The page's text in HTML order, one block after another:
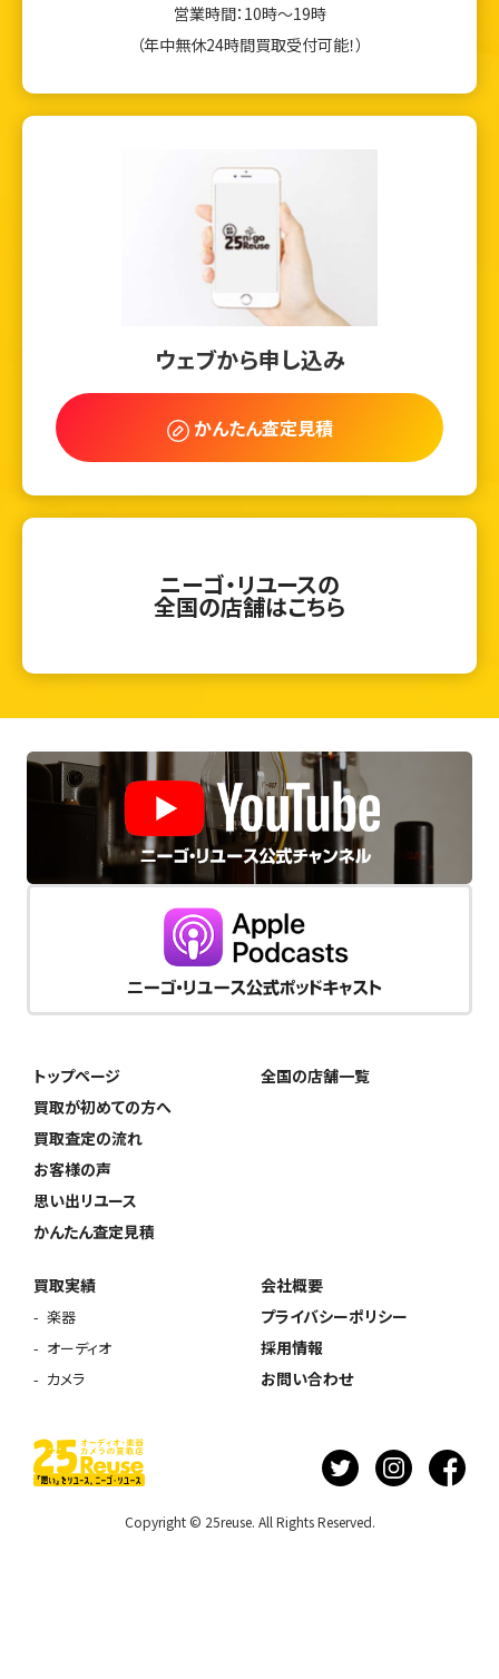
営業時間：10時～19時
（年中無休24時間買取受付可能！）
ウェブから申し込み
かんたん査定見積
ニーゴ・リユースの
全国の店舗はこちら
トップページ
買取が初めての方へ
買取査定の流れ
お客様の声
思い出リユース
かんたん査定見積
全国の店舗一覧
買取実績
楽器
オーディオ
カメラ
会社概要
プライバシーポリシー
採用情報
お問い合わせ
Copyright © 25reuse. All Rights Reserved.